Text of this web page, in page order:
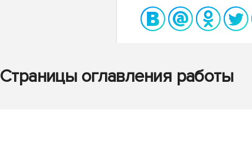
Страницы оглавления работы